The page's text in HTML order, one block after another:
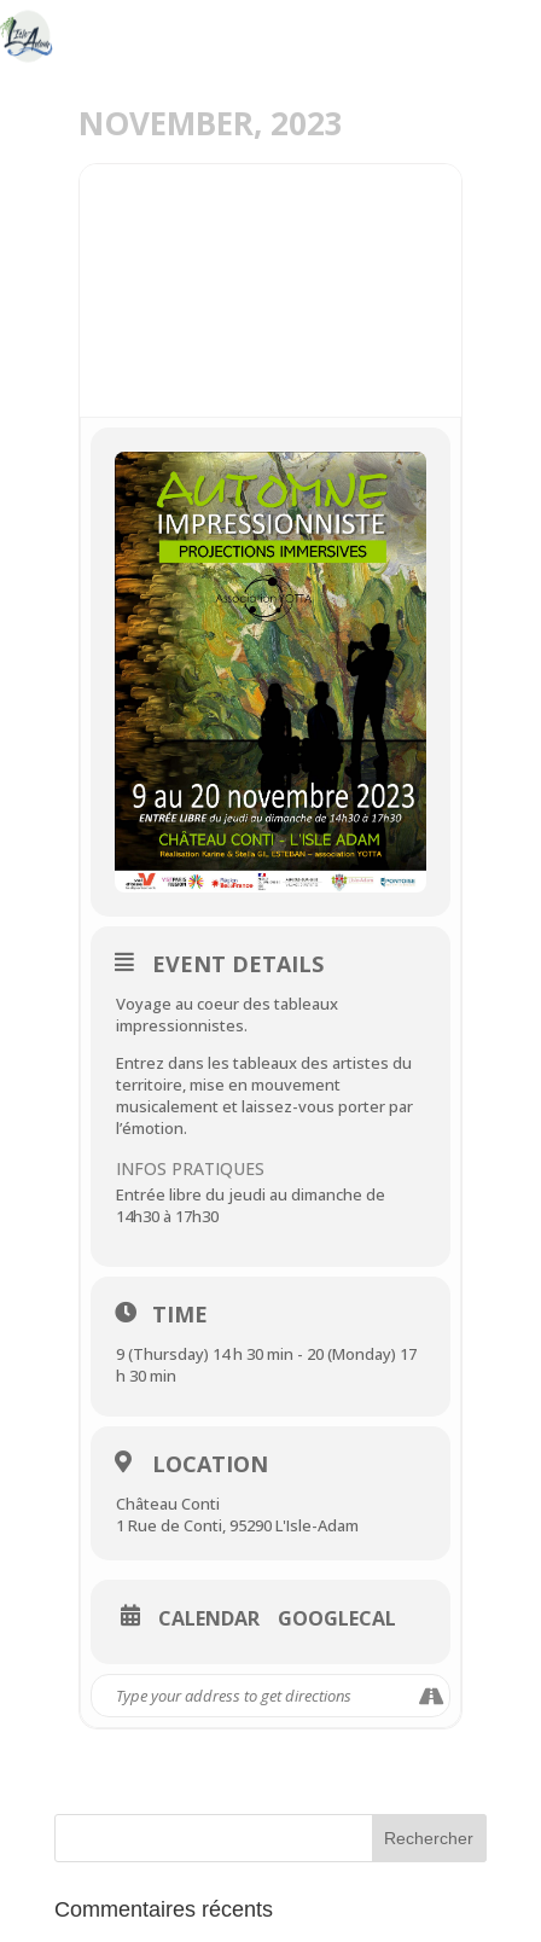
NOVEMBER, 2023
EVENT DETAILS
Voyage au coeur des tableaux
impressionnistes.
Entrez dans les tableaux des artistes du
territoire, mise en mouvement
musicalement et laissez-vous porter par
l’émotion.
INFOS PRATIQUES
Entrée libre du jeudi au dimanche de
14h30 à 17h30
TIME
9 (Thursday) 14 h 30 min - 20 (Monday) 17
h 30 min
LOCATION
Château Conti
1 Rue de Conti, 95290 L'Isle-Adam
CALENDAR GOOGLECAL
Commentaires récents